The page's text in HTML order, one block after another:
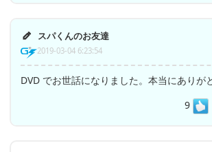
スパくんのお友達
2019-03-04 6:23:54
DVD でお世話になりました。本当にありが
9